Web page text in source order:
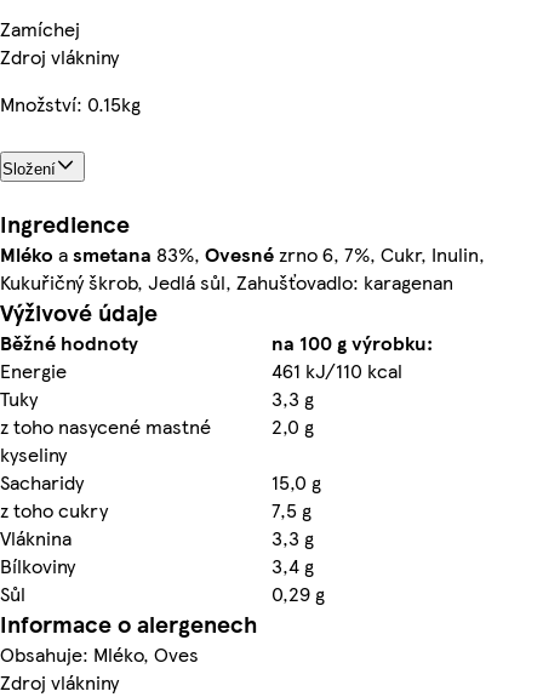
Zamíchej
Zdroj vlákniny
Množství: 0.15kg
Složení
Ingredience
Mléko asmetana 83%, Ovesnézrno 6, 7%, Cukr, Inulin,
Kukuřičný škrob, Jedlá sůl, Zahušťovadlo: karagenan
Výživové údaje
Běžné hodnoty
na 100 g výrobku:
Energie
461 kJ/110 kcal
Tuky
3,3 g
z toho nasycené mastné
kyseliny
2,0 g
Sacharidy
15,0 g
z toho cukry
7,5 g
Vláknina
3,3 g
Bílkoviny
3,4 g
Sůl
0,29 g
Informace o alergenech
Obsahuje: Mléko, Oves
Zdroj vlákniny